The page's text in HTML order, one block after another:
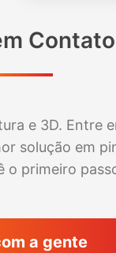
Contato
e 3D.
solução em
primeiro
a gente